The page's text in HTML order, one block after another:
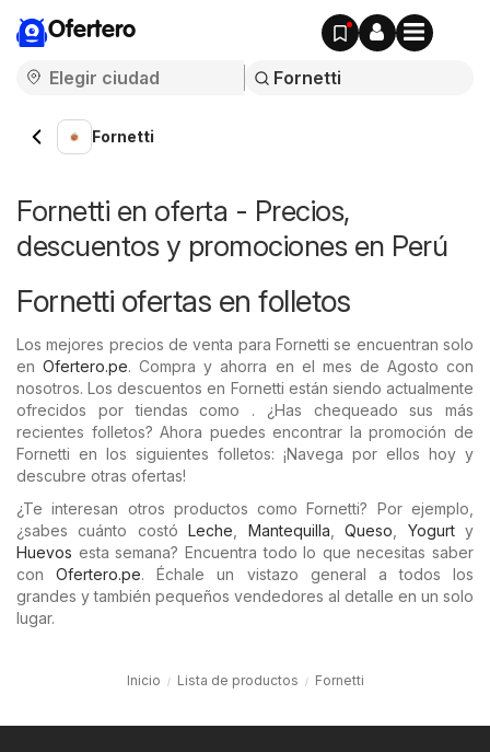
Ofertero
Fornetti
Fornetti en oferta - Precios,
descuentos y promociones en Perú
Fornetti ofertas en folletos
Los mejores precios de venta para Fornetti se encuentran solo
enOfertero.pe. Compra y ahorra en el mes de Agosto con
nosotros. Los descuentos en Fornetti están siendo actualmente
ofrecidos por tiendas como . ¿Has chequeado sus más
recientes folletos? Ahora puedes encontrar la promoción de
Fornetti en los siguientes folletos: ¡Navega por ellos hoy y
descubre otras ofertas!
¿Te interesan otros productos como Fornetti? Por ejemplo,
¿sabes cuánto costóLeche Mantequilla ,Queso Yogurty
Huevos esta semana? Encuentra todo lo que necesitas saber
conOfertero.pe. Échale un vistazo general a todos los
grandes y también pequeños vendedores al detalle en un solo
lugar.
Inicio Lista de productos Fornetti